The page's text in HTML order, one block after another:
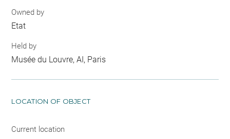
Owned by
Etat
Held by
Musée du Louvre, AI, Paris
LOCATION OF OBJECT
Current location